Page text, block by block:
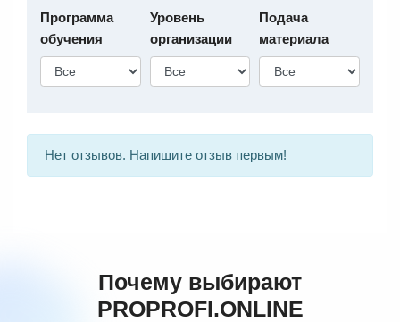
Программа
обучения
Уровень
организации
Подача
материала
Нет отзывов. Напишите отзыв первым!
Почему выбирают
PROPROFI.ONLINE